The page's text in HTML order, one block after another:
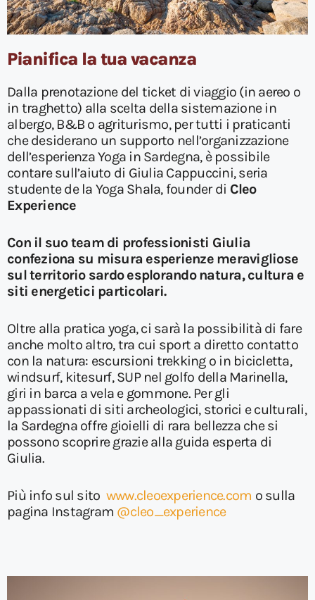
Pianifica la tua vacanza
Dalla prenotazione del ticket di viaggio (in aereo o
in traghetto) alla scelta della sistemazione in
albergo, B&B o agriturismo, per tutti i praticanti
che desiderano un supporto nell’organizzazione
dell’esperienza Yoga in Sardegna, è possibile
contare sull’aiuto di Giulia Cappuccini, seria
studente de la Yoga Shala, founder di Cleo
Experience
Con il suo team di professionisti Giulia
confeziona su misura esperienze meravigliose
sul territorio sardo esplorando natura, cultura e
siti energetici particolari.
Oltre alla pratica yoga, ci sarà la possibilità di fare
anche molto altro, tra cui sport a diretto contatto
con la natura: escursioni trekking o in bicicletta,
windsurf, kitesurf, SUP nel golfo della Marinella,
giri in barca a vela e gommone. Per gli
appassionati di siti archeologici, storici e culturali,
la Sardegna offre gioielli di rara bellezza che si
possono scoprire grazie alla guida esperta di
Giulia.
Più info sul sito www.cleoexperience.com o sulla
pagina Instagram @cleo_experience